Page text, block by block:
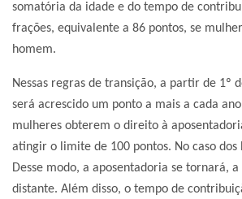
somatória da idade e do tempo de
frações, equivalente a 86 pontos, se
homem.
Nessas regras de transição, a partir de 1º
será acrescido um ponto a mais a cada
mulheres obterem o direito à
atingir o limite de 100 pontos. No caso dos
Desse modo, a aposentadoria se tornará,
distante. Além disso, o tempo de